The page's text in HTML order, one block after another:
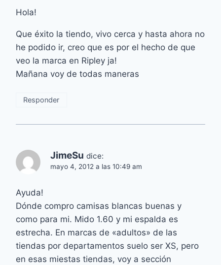
Hola!
Que éxito la tiendo, vivo cerca y hasta ahora no
he podido ir, creo que es por el hecho de que
veo la marca en Ripley ja!
Mañana voy de todas maneras
Responder
JimeSu dice:
mayo 4, 2012 a las 10:49 am
Ayuda!
Dónde compro camisas blancas buenas y
como para mi. Mido 1.60 y mi espalda es
estrecha. En marcas de «adultos» de las
tiendas por departamentos suelo ser XS, pero
en esas miestas tiendas, voy a sección